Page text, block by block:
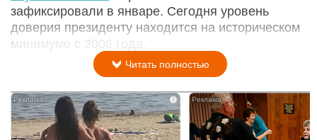
зафиксировали в январе. Сегодня уровень
доверия президенту находится на историческом
минимуме с 2006 года.
Читать полностью
i